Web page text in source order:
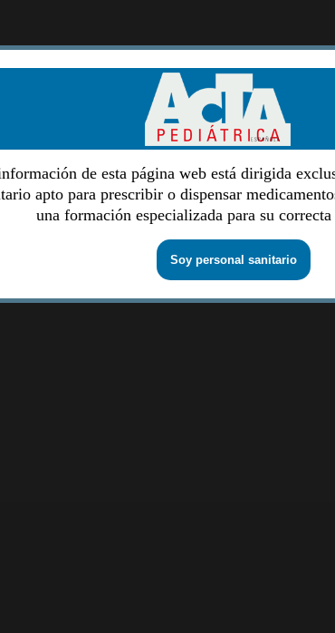
de esta página web está dirigida
apto para prescribir o dispensar
una formación especializada para su
Soy personal sanitario